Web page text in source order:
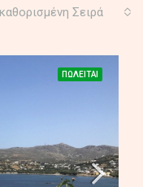
Σειρά
ΠΩΛΕΊΤΑΙ